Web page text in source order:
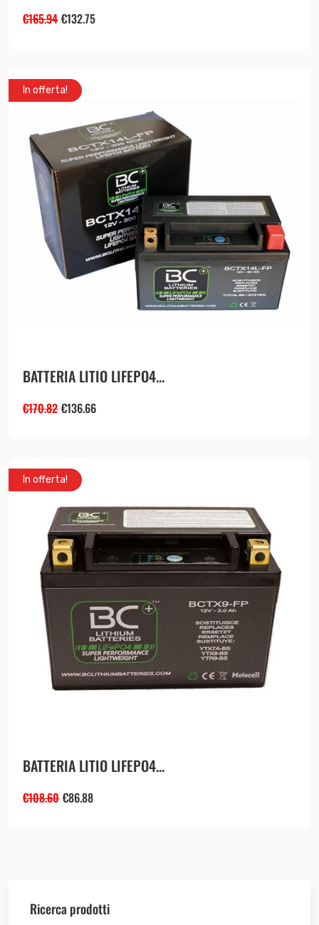
€165.94 €132.75
In offerta!
BATTERIA LITIO LIFEPO4...
€170.82 €136.66
In offerta!
BATTERIA LITIO LIFEPO4...
€108.60 €86.88
Ricerca prodotti